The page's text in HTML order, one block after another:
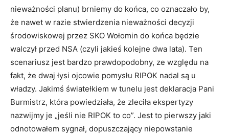
nieważności planu) brniemy do końca, co oznaczało by,
że nawet w razie stwierdzenia nieważności decyzji
środowiskowej przez SKO Wołomin do końca będzie
walczył przed NSA (czyli jakieś kolejne dwa lata). Ten
scenariusz jest bardzo prawdopodobny, ze względu na
fakt, że dwaj łysi ojcowie pomysłu RIPOK nadal są u
władzy. Jakimś światełkiem w tunelu jest deklaracja Pani
Burmistrz, która powiedziała, że zleciła ekspertyzy
nazwijmy je „jeśli nie RIPOK to co”. Jest to pierwszy jaki
odnotowałem sygnał, dopuszczający niepowstanie